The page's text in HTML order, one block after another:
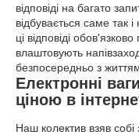
відповіді на багато
відбувається саме так і
ці відповіді
влаштовують
безпосередньо з
Електронні
ціною в
Наш колектив взяв собі